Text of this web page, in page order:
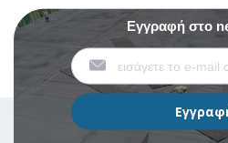
Εγγραφή στο